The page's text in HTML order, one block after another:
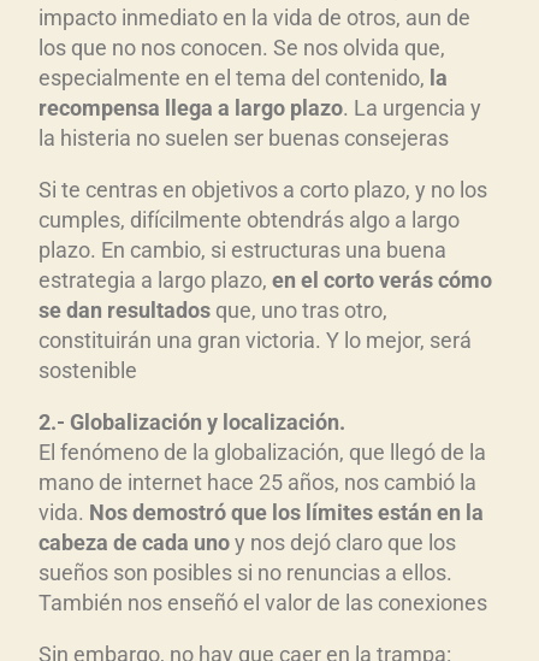
impacto inmediato en la vida de otros, aun de
los que no nos conocen. Se nos olvida que,
especialmente en el tema del contenido, la
recompensa llega a largo plazo. La urgencia y
la histeria no suelen ser buenas consejeras
Si te centras en objetivos a corto plazo, y no los
cumples, difícilmente obtendrás algo a largo
plazo. En cambio, si estructuras una buena
estrategia a largo plazo, en el corto verás cómo
se dan resultados que, uno tras otro,
constituirán una gran victoria. Y lo mejor, será
sostenible
2.- Globalización y localización.
El fenómeno de la globalización, que llegó de la
mano de internet hace 25 años, nos cambió la
vida. Nos demostró que los l ímites están en la
cabeza de cada unoy nos dejó claro que los
sueños son posibles si no renuncias a ellos.
También nos enseñó el valor de las conexiones
Sin embargo, no hay que caer en la trampa: